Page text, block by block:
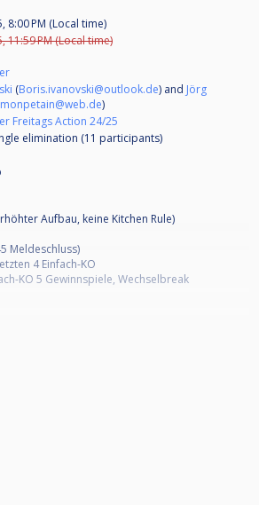
8:00 PM (Local time)
11:59 PM (Local time)
(Boris.ivanovski@outlook.de) and Jörg
)
Freitags Action 24/25
elimination (11 participants)
Aufbau, keine Kitchen Rule)
Meldeschluss)
4 Einfach-KO
KO 5 Gewinnspiele, Wechselbreak
Messenger von BSG Hannover, (also das